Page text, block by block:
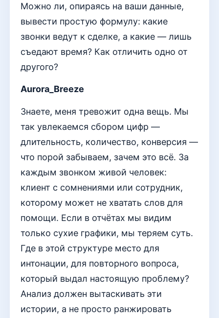
Можно ли, опираясь на ваши данные,
вывести простую формулу: какие
звонки ведут к сделке, а какие — лишь
съедают время? Как отличить одно от
другого?
Aurora_Breeze
Знаете, меня тревожит одна вещь. Мы
так увлекаемся сбором цифр —
длительность, количество, конверсия —
что порой забываем, зачем это всё. За
каждым звонком живой человек:
клиент с сомнениями или сотрудник,
которому может не хватать слов для
помощи. Если в отчётах мы видим
только сухие графики, мы теряем суть.
Где в этой структуре место для
интонации, для повторного вопроса,
который выдал настоящую проблему?
Анализ должен вытаскивать эти
истории, а не просто ранжировать